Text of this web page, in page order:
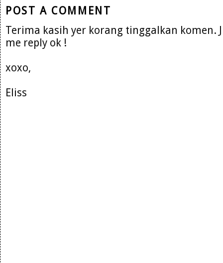
POST A COMMENT
Terima kasih yer korang tinggalkan komen.
me reply ok !
xoxo,
Eliss